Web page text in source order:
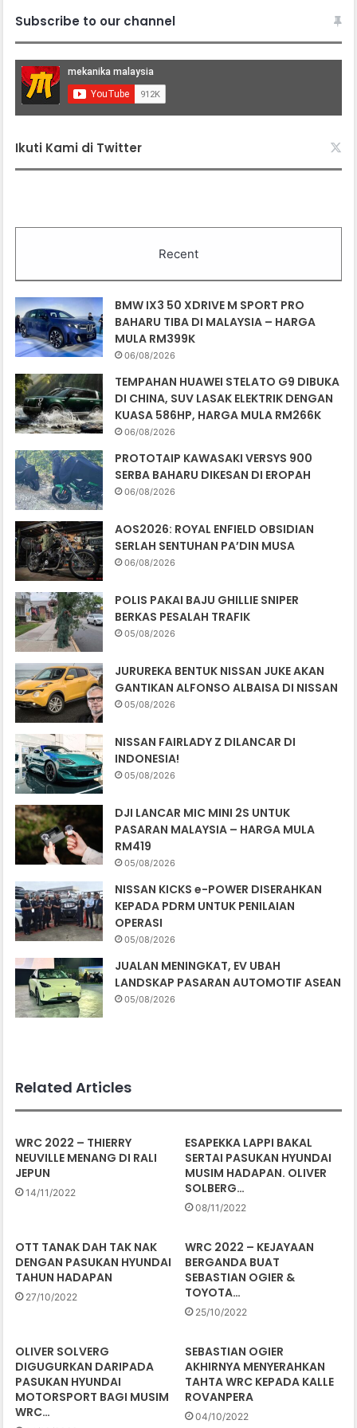
Subscribe to our channel
Ikuti Kami di Twitter
Recent
BMW IX3 50 XDRIVE M SPORT PRO
BAHARU TIBA DI MALAYSIA – HARGA
MULA RM399K
06/08/2026
TEMPAHAN HUAWEI STELATO G9 DIBUKA
DI CHINA, SUV LASAK ELEKTRIK DENGAN
KUASA 586HP, HARGA MULA RM266K
06/08/2026
PROTOTAIP KAWASAKI VERSYS 900
SERBA BAHARU DIKESAN DI EROPAH
06/08/2026
AOS2026: ROYAL ENFIELD OBSIDIAN
SERLAH SENTUHAN PA’DIN MUSA
06/08/2026
POLIS PAKAI BAJU GHILLIE SNIPER
BERKAS PESALAH TRAFIK
05/08/2026
JURUREKA BENTUK NISSAN JUKE AKAN
GANTIKAN ALFONSO ALBAISA DI NISSAN
05/08/2026
NISSAN FAIRLADY Z DILANCAR DI
INDONESIA!
05/08/2026
DJI LANCAR MIC MINI 2S UNTUK
PASARAN MALAYSIA – HARGA MULA
RM419
05/08/2026
NISSAN KICKS e-POWER DISERAHKAN
KEPADA PDRM UNTUK PENILAIAN
OPERASI
05/08/2026
JUALAN MENINGKAT, EV UBAH
LANDSKAP PASARAN AUTOMOTIF ASEAN
05/08/2026
Related Articles
WRC 2022 – THIERRY
NEUVILLE MENANG DI RALI
JEPUN
14/11/2022
ESAPEKKA LAPPI BAKAL
SERTAI PASUKAN HYUNDAI
MUSIM HADAPAN. OLIVER
SOLBERG…
08/11/2022
OTT TANAK DAH TAK NAK
DENGAN PASUKAN HYUNDAI
TAHUN HADAPAN
27/10/2022
WRC 2022 – KEJAYAAN
BERGANDA BUAT
SEBASTIAN OGIER &
TOYOTA…
25/10/2022
OLIVER SOLVERG
DIGUGURKAN DARIPADA
PASUKAN HYUNDAI
MOTORSPORT BAGI MUSIM
WRC…
SEBASTIAN OGIER
AKHIRNYA MENYERAHKAN
TAHTA WRC KEPADA KALLE
ROVANPERA
04/10/2022